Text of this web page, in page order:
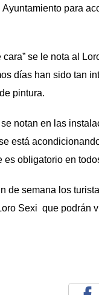
para
se le nota al Loro
días han sido tan
pintura.
en las
está
es obligatorio en
los turistas
Sexi que podrán